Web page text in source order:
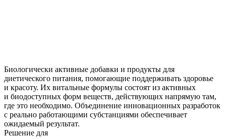
Биологически активные добавки и продукты для
диетического питания, помогающие поддерживать здоровье
и красоту. Их витальные формулы состоят из активных
и биодоступных форм веществ, действующих напрямую там,
где это необходимо. Объединение инновационных разработок
с реально работающими субстанциями обеспечивает
ожидаемый результат.
Решение для